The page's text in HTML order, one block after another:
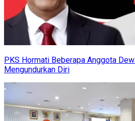
PKS Hormati Beberapa Anggota
Mengundurkan Diri